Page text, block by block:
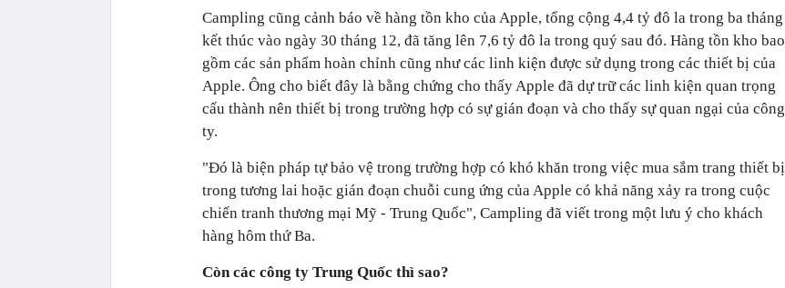
Campling cũng cảnh báo về hàng tồn kho của Apple, tổng cộng 4,4 tỷ đô la trong ba tháng
kết thúc vào ngày 30 tháng 12, đã tăng lên 7,6 tỷ đô la trong quý sau đó. Hàng tồn kho bao
gồm các sản phẩm hoàn chỉnh cũng như các linh kiện được sử dụng trong các thiết bị của
Apple. Ông cho biết đây là bằng chứng cho thấy Apple đã dự trữ các linh kiện quan trọng
cấu thành nên thiết bị trong trường hợp có sự gián đoạn và cho thấy sự quan ngại của công
ty.
"Đó là biện pháp tự bảo vệ trong trường hợp có khó khăn trong việc mua sắm trang thiết bị
trong tương lai hoặc gián đoạn chuỗi cung ứng của Apple có khả năng xảy ra trong cuộc
chiến tranh thương mại Mỹ - Trung Quốc", Campling đã viết trong một lưu ý cho khách
hàng hôm thứ Ba.
Còn các công ty Trung Quốc thì sao?